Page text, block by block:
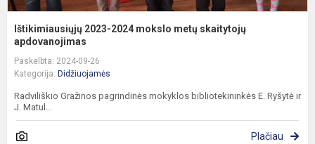
Ištikimiausiųjų 2023-2024 mokslo metų skaitytojų
apdovanojimas
Paskelbta: 2024-09-26
Kategorija: Didžiuojamės
Radviliškio Gražinos pagrindinės mokyklos bibliotekininkės E. Ryšytė ir
J. Matul...
Plačiau